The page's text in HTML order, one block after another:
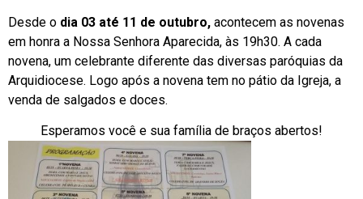
Desde o dia 03 até 11 de outubro, acontecem as novenas
em honra a Nossa Senhora Aparecida, às 19h30. A cada
novena, um celebrante diferente das diversas paróquias da
Arquidiocese. Logo após a novena tem no pátio da Igreja, a
venda de salgados e doces.
Esperamos você e sua família de braços abertos!